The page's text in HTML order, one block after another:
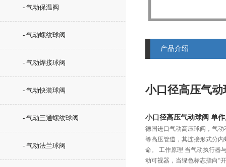
- 气动保温阀
- 气动螺纹球阀
- 气动焊接球阀
- 气动快装球阀
- 气动三通螺纹球阀
- 气动法兰球阀
产品介绍
小口径高压气
小口径高压气动球阀 单
德国进口气动高压球阀，气
等高压管道，其连接形式分
命。 工作原理 当气动执行器
动可视器，当绿色标志指向“